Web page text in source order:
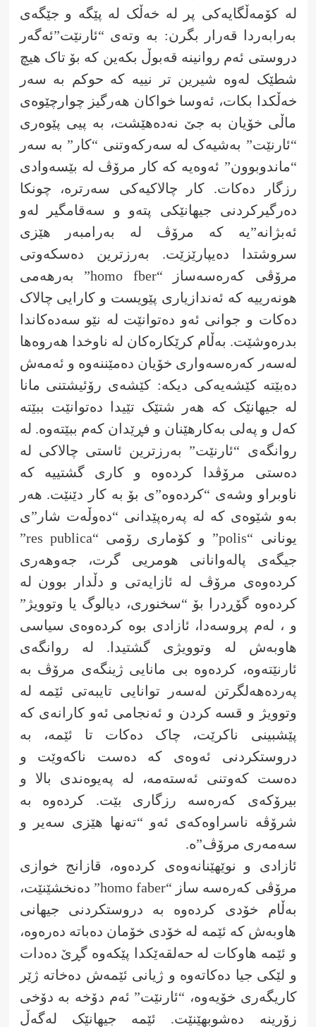
لە کۆمەڵگایەکی پر لە خەڵک لە پێگە و جێگەی
بەرابەردا قەرار بگرن: بە وتەی “ئارنێت”ئەگەر
دروستی ئەم روانینە قەبوڵ بکەین کە بۆ تاک هیچ
شطێک لەوە شیرین تر نییە کە حوکم بە سەر
خەڵکدا بکات، ئەوسا خواکان هەرگیز چوارچێوەی
ماڵی خۆیان بە جێ نەدەهێشت، بە پیی پێوەری
“ئارنێت” بەشیەک لە سەرکەوتنی “کار” بە سەر
“ماندوبوون” ئەوەیە کە کار مرۆڤ لە بێسەوادی
رزگار دەکات. کار چالاکیەکی سەرترە، چونکا
دەرگیرکردنی جیهانێکی پتەو و سەقامگیر لەو
ئەبژانە”یە کە مرۆڤ لە بەرامبەر هێزی
سروشتدا دەیپارێزێت. بەرزترین دەسکەوتی
مرۆڤی کەرەسەساز “homo fber” بەرهەمی
هونەرییە کە ئەندازیاری پێویست و کارایی چالاک
دەکات و جوانی ئەو دەتوانێت لە نێو سەدەکاندا
بدرەوشێت. بەڵام کرێکارەکان لە ناوخدا هەروەها
لەسەر کەرەسەواری خۆیان دەمێننەوە و ئەمەش
دەبێتە کێشەیەکی دیکە: کێشەی رۆئیشتنی مانا
لە جیهانێک کە هەر شتێک تێیدا دەتوانێت ببێتە
کەل و پەلی بەکارهێنان و فڕێدان کەم ببێتەوە. لە
روانگەی “ئارنێت” بەرزترین ئاستی چالاکی لە
دەستی مرۆڤدا کردەوە و کاری گشتییە کە
ناوبراو وشەی “کردەوە”ی بۆ بە کار دێنێت. هەر
بەو شێوەی کە لە پەرەپێدانی “دەوڵەت شار”ی
یونانی “polis” و کۆماری رۆمی “res publica”
جیگەی پالەوانانی هومریی گرت، جەوهەری
کردەوەی مرۆڤ لە ئازایەتی و دڵدار بوون لە
کردەوە گۆڕدرا بۆ “سخنوری، دیالوگ یا وتوویژ”
و ، لەم پروسەدا، ئازادی بوە کردەوەی سیاسی
هاوبەش لە وتوویژی گشتیدا. لە روانگەی
ئارنێتەوە، کردەوە بی مانایی ژینگەی مرۆڤ بە
پەردەهەلگرتن لەسەر توانایی تایبەتی ئێمە لە
وتوویژ و قسە کردن و ئەنجامی ئەو کارانەی کە
پێشبینی ناکرێت، چاک دەکات تا ئێمە، بە
دروستکردنی ئەوەی کە دەست ناکەوێت و
دەست کەوتنی ئەستەمە، لە پەیوەندی بالا و
بیرۆکەی کەرەسە رزگاری بێت. کردەوە بە
شرۆڤە ناسراوەکەی ئەو “تەنها هێزی سەیر و
سەمەری مرۆڤ”ە.
ئازادی و نوێهێنانەوەی کردەوە، قازانج خوازی
مرۆڤی کەرەسە ساز “homo faber” دەنخشێنێت،
بەڵام خۆدی کردەوە بە دروستکردنی جیهانی
هاوبەش کە ئێمە لە خۆدی خۆمان دەباتە دەرەوە،
و ئێمە هاوکات لە حەلقەێکدا پێکەوە گڕێ دەدات
و لێکی جیا دەکاتەوە و ژیانی ئێمەش دەخاتە ژێر
کاریگەری خۆیەوە، “ئارنێت” ئەم دۆخە بە دۆخی
زۆرینە دەشوبهێنێت. ئێمە جیهانێک لەگەڵ